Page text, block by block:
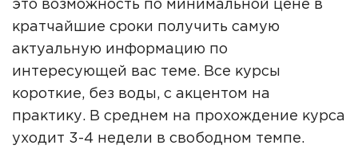
это возможность по минимальной цене в
кратчайшие сроки получить самую
актуальную информацию по
интересующей вас теме. Все курсы
короткие, без воды, с акцентом на
практику. В среднем на прохождение курса
уходит 3-4 недели в свободном темпе.